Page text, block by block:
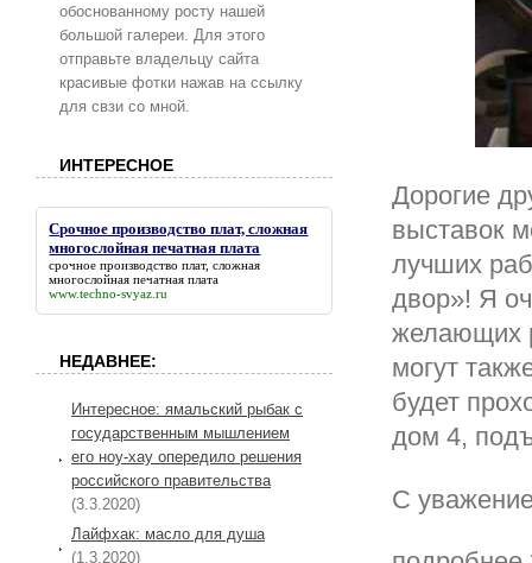
Дорогие
выставок
лучших
двор»! Я
желающих
могут
будет
дом 4,
С
обоснованному росту нашей
большой галереи. Для этого
отправьте владельцу сайта
красивые фотки нажав на ссылку
для свзи со мной.
ИНТЕРЕСНОЕ
Срочное производство плат, сложная
многослойная печатная плата
срочное производство плат, сложная
многослойная печатная плата
www.techno-svyaz.ru
НЕДАВНЕЕ:
Интересное: ямальский рыбак с
государственным мышлением
его ноу-хау опередило решения
российского правительства
(3.3.2020)
Лайфхак: масло для душа
(1.3.2020)